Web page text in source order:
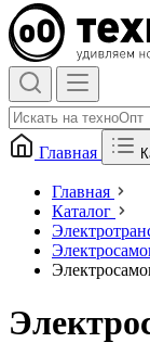
Главная
Главная
Каталог